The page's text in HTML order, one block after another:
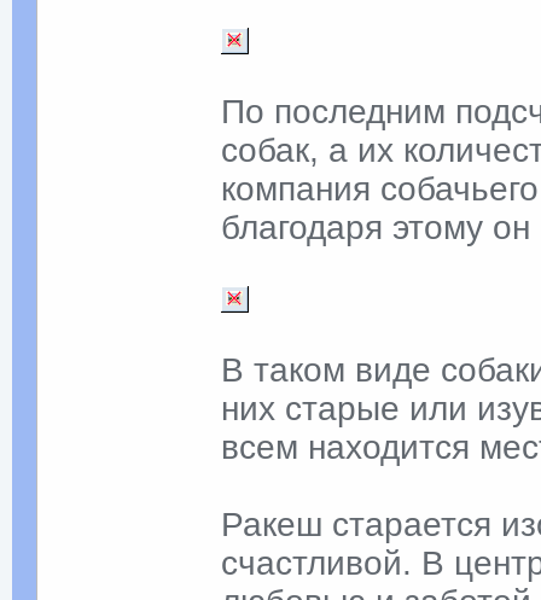
По последним
собак, а их
компания
благодаря этому
В таком виде
них старые или
всем находится
Ракеш старается
счастливой. В